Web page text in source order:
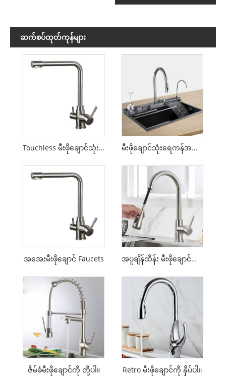
ဆက်စပ်ထုတ်ကုန်များ
Touchless မီးဖိုချောင်သုံး Faucets မီးဖိုချောင်သုံးရေကန်အတွက် Faucets
အအေးမီးဖိုချောင် Faucets အပူချိန်ထိန်း မီးဖိုချောင်ကို တို့ပါ။
ဇိမ်ခံမီးဖိုချောင်ကို တို့ပါ။ Retro မီးဖိုချောင်ကို နှိပ်ပါ။